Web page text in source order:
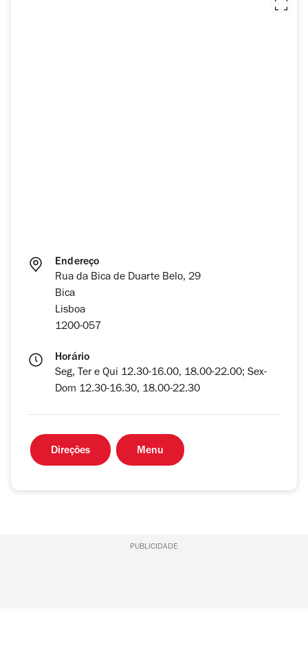
Endereço
Rua da Bica de Duarte Belo, 29
Bica
Lisboa
1200-057
Horário
Seg, Ter e Qui 12.30-16.00, 18.00-22.00; Sex-
Dom 12.30-16.30, 18.00-22.30
Direções Menu
PUBLICIDADE